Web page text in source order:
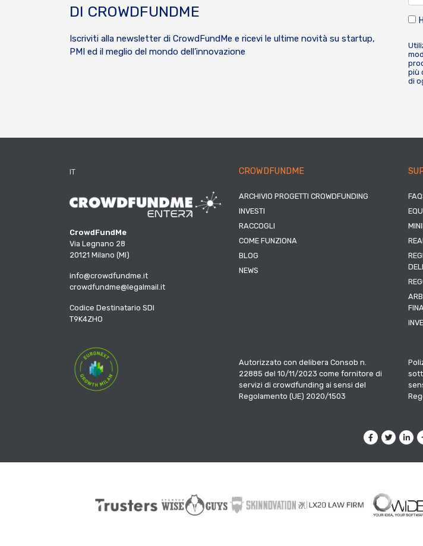
DI CROWDFUNDME
Iscriviti alla newsletter di CrowdFundMe e ricevi le ultime novità su startup,
PMI ed il meglio del mondo dell’innovazione
più
di
IT
CrowdFundMe
Via Legnano 28
20121 Milano (MI)
info@crowdfundme.it
crowdfundme@legalmail.it
Codice Destinatario SDI
T9K4ZHO
CROWDFUNDME
ARCHIVIO PROGETTI CROWDFUNDING
INVESTI
RACCOGLI
COME FUNZIONA
BLOG
NEWS
Autorizzato con delibera Consob n.
22885 del 10/11/2023 come fornitore di
servizi di crowdfunding ai sensi del
Regolamento (UE) 2020/1503